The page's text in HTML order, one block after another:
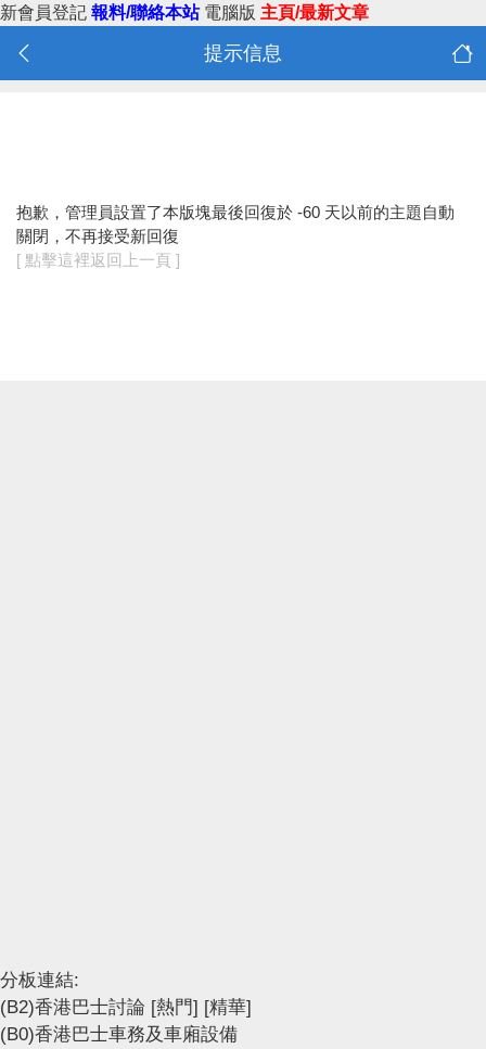
新會員登記 報料/聯絡本站 電腦版 主頁/最新文章
提示信息
抱歉，管理員設置了本版塊最後回復於 -60 天以前的主題自動
關閉，不再接受新回復
[ 點擊這裡返回上一頁 ]
分板連結:
(B2)香港巴士討論 [熱門] [精華]
(B0)香港巴士車務及車廂設備